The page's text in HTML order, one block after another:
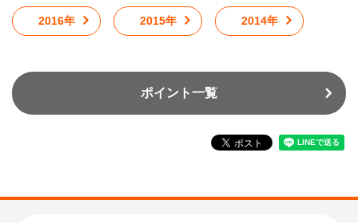
2016年 2015年 2014年
ポイント一覧